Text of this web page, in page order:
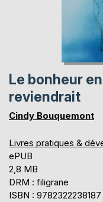
Le bonheur
reviendrait
Cindy Bouquemont
Livres pratiques &
ePUB
2,8 MB
DRM : filigrane
ISBN : 9782322238187